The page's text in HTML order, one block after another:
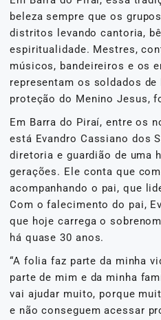
beleza sempre que os
distritos levando cantoria,
espiritualidade. Mestres,
músicos, bandeireiros e os
representam os soldados
proteção do Menino Jesus,
Em Barra do Piraí, entre os
está Evandro Cassiano dos
diretoria e guardião de uma
gerações. Ele conta que
acompanhando o pai, que
Com o falecimento do pai,
que hoje carrega o
há quase 30 anos.
“A folia faz parte da minha
parte de mim e da minha
vai ajudar muito, porque
e não conseguem acessar